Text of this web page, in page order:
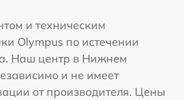
и техническим
Olympus по истечении
Наш центр в Нижнем
и не имеет
от производителя. Цены